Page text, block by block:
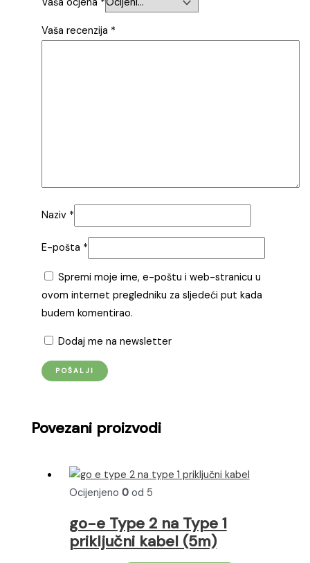
Vaša recenzija *
Naziv *
E-pošta *
Spremi moje ime, e-poštu i web-stranicu u
ovom internet pregledniku za sljedeći put kada
budem komentirao.
Dodaj me na newsletter
Povezani proizvodi
Ocijenjeno 0od 5
go-e Type 2 na Type 1
priključni kabel (5m)